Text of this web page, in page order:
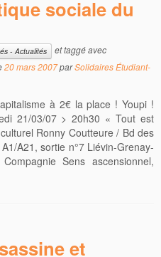
sociale du
- Actualités et taggé avec
20 mars 2007parSolidaires Étudiant-
à 2€ la place ! Youpi !
21/03/07 > 20h30 « Tout est
Ronny Coutteure / Bd des
A21, sortie n°7 Liévin-Grenay-
Sens ascensionnel,
et